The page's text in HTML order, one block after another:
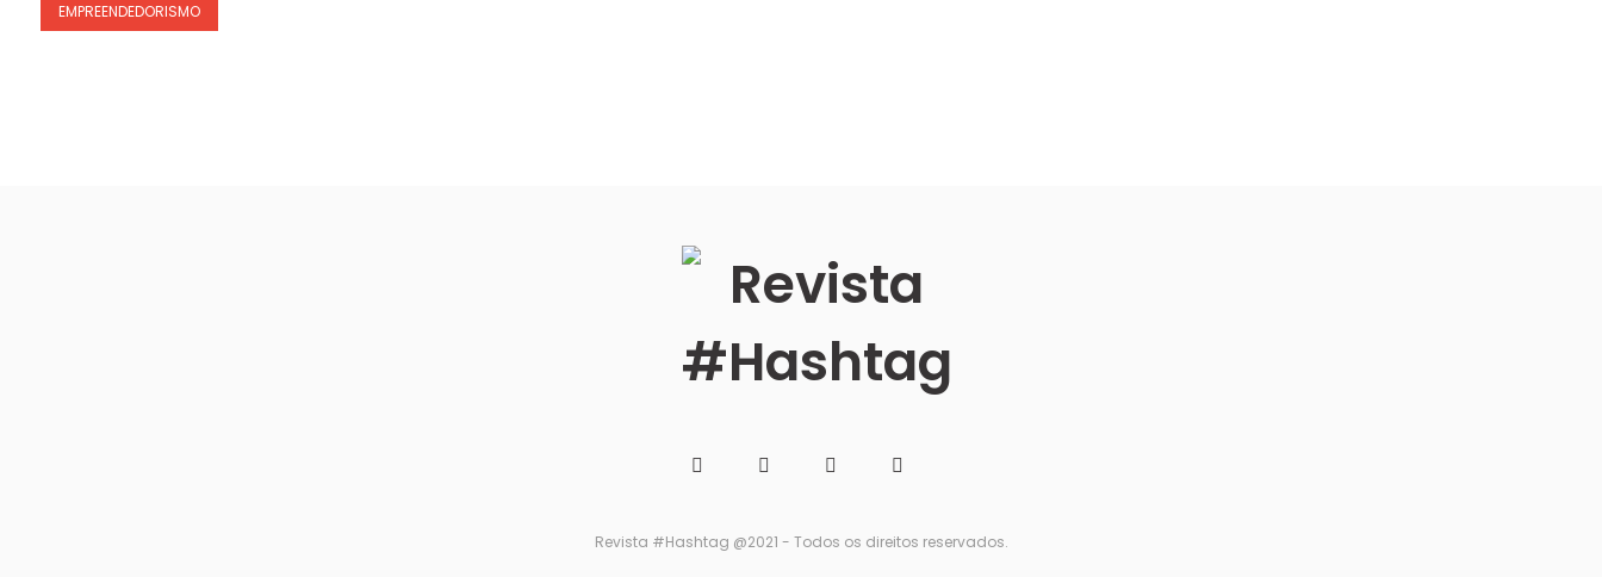
EMPREENDEDORISMO
Revista #Hashtag @2021 - Todos os direitos reservados.